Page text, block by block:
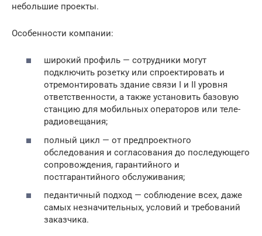
небольшие проекты.
Особенности компании:
широкий профиль — сотрудники могут
подключить розетку или спроектировать и
отремонтировать здание связи I и II уровня
ответственности, а также установить базовую
станцию для мобильных операторов или теле-
радиовещания;
полный цикл — от предпроектного
обследования и согласования до последующего
сопровождения, гарантийного и
постгарантийного обслуживания;
педантичный подход — соблюдение всех, даже
самых незначительных, условий и требований
заказчика.